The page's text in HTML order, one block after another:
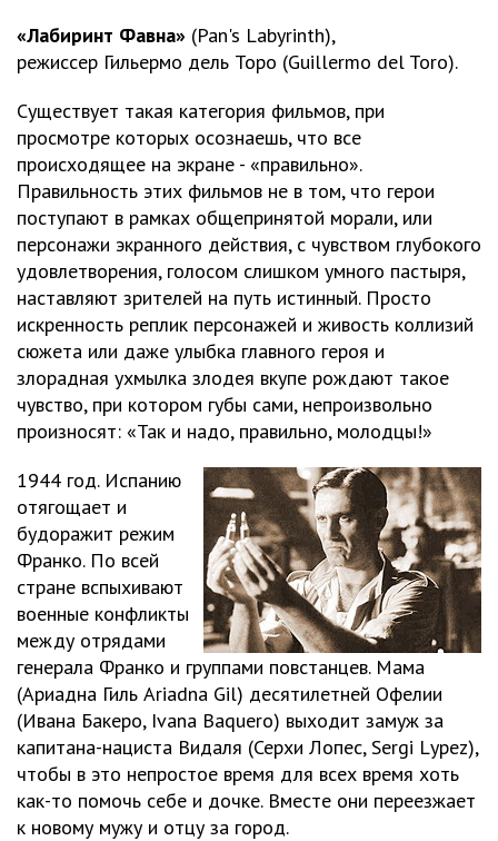
«Лабиринт Фавна» (Pan's Labyrinth),
режиссер Гильермо дель Торо (Guillermo del Toro).
Существует такая категория фильмов, при
просмотре которых осознаешь, что все
происходящее на экране - «правильно».
Правильность этих фильмов не в том, что герои
поступают в рамках общепринятой морали, или
персонажи экранного действия, с чувством глубокого
удовлетворения, голосом слишком умного пастыря,
наставляют зрителей на путь истинный. Просто
искренность реплик персонажей и живость коллизий
сюжета или даже улыбка главного героя и
злорадная ухмылка злодея вкупе рождают такое
чувство, при котором губы сами, непроизвольно
произносят: «Так и надо, правильно, молодцы!»
1944 год. Испанию
отягощает и
будоражит режим
Франко. По всей
стране вспыхивают
военные конфликты
между отрядами
генерала Франко и группами повстанцев. Мама
(Ариадна Гиль Ariadna Gil) десятилетней Офелии
(Ивана Бакеро, Ivana Baquero) выходит замуж за
капитана-нациста Видаля (Серхи Лопес, Sergi Lуpez),
чтобы в это непростое время для всех время хоть
как-то помочь себе и дочке. Вместе они переезжает
к новому мужу и отцу за город.